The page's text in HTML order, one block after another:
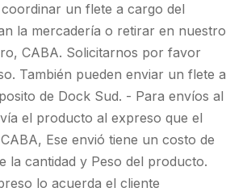
un flete a cargo del
la mercadería o retirar en nuestro
CABA. Solicitarnos por favor
También pueden enviar un flete a
de Dock Sud. - Para envíos al
el producto al expreso que el
Ese envió tiene un costo de
la cantidad y Peso del producto.
lo acuerda el cliente